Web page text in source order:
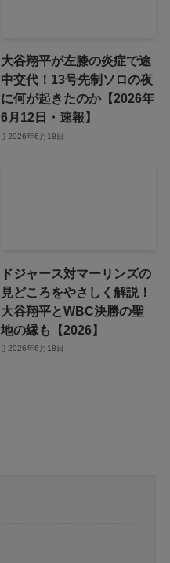
大谷翔平が左膝の炎症で途
中交代！13号先制ソロの夜
に何が起きたのか【2026年
6月12日・速報】
2026年6月18日
ドジャース対マーリンズの
見どころをやさしく解説！
大谷翔平とWBC決勝の聖
地の縁も【2026】
2026年6月18日